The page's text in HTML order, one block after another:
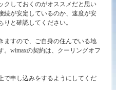
クしておくのがオススメだと思い
続が安定しているのか、速度が安
と確認してください。
ますので、ご自身の住んでいる地
。wimaxの契約は、クーリングオフ
で申し込みをするようにしてくだ